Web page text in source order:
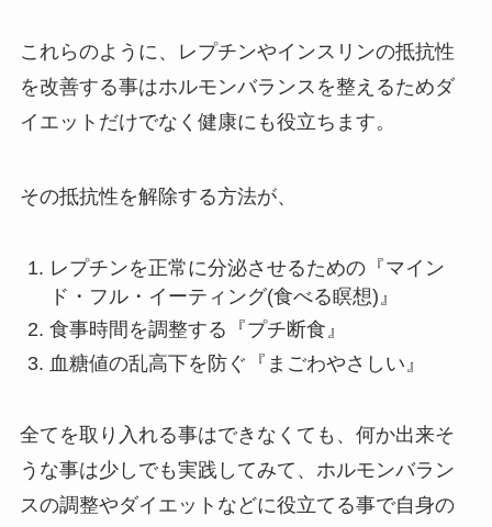
これらのように、レプチンやインスリンの抵抗性
を改善する事はホルモンバランスを整えるためダ
イエットだけでなく健康にも役立ちます。
その抵抗性を解除する方法が、
レプチンを正常に分泌させるための『マイン
ド・フル・イーティング(食べる瞑想)』
食事時間を調整する『プチ断食』
血糖値の乱高下を防ぐ『まごわやさしい』
全てを取り入れる事はできなくても、何か出来そ
うな事は少しでも実践してみて、ホルモンバラン
スの調整やダイエットなどに役立てる事で自身の